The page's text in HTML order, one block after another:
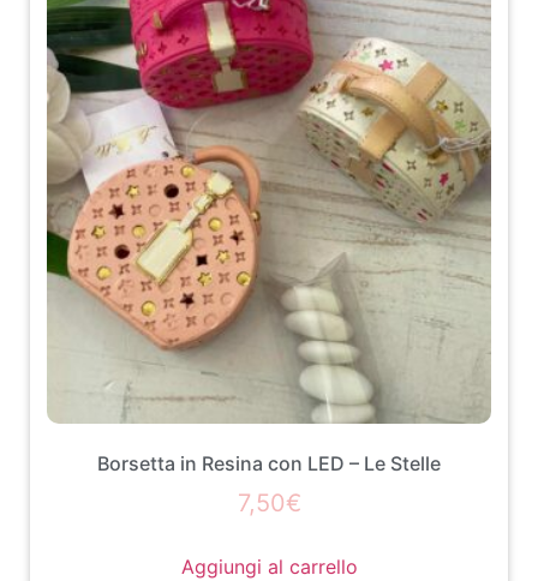
Borsetta in Resina con LED – Le Stelle
7,50€
Aggiungi al carrello